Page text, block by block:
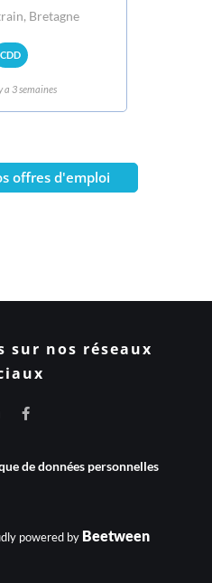
Bretagne
CDD
a 3 semaines
offres d'emploi
sur nos réseaux
de données personnelles
powered by Beetween